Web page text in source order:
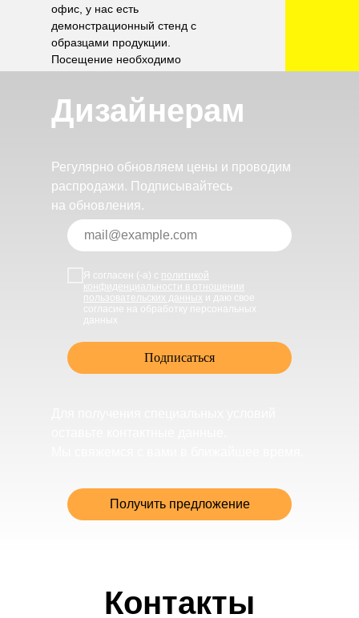
офис, у нас есть
демонстрационный стенд с
образцами продукции.
Посещение необходимо
Дизайнерам
Регулярно обновляем цены и проводим
распродажи. Подписывайтесь
на обновления.
Я согласен (-а) с политикой
конфиденциальности в отношении
пользовательских данных и даю свое
согласие на обработку персональных
данных
Подписаться
Получить предложение
Контакты